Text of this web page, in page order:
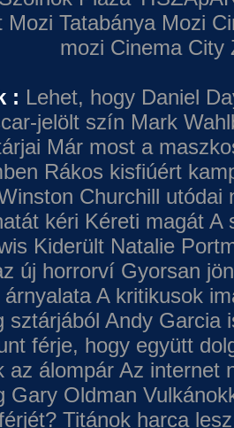
Mozi Tatabánya Mozi
mozi Cinema City
: Lehet, hogy Daniel
jelölt szín Mark
Már most a
Rákos kisfiúért
Churchill utódai
kéri Kéreti magát A
Kiderült Natalie
új horrorví Gyorsan
A kritikusok
sztárjából Andy Garcia
férje, hogy együtt
az álompár Az internet
Gary Oldman
Titánok harca